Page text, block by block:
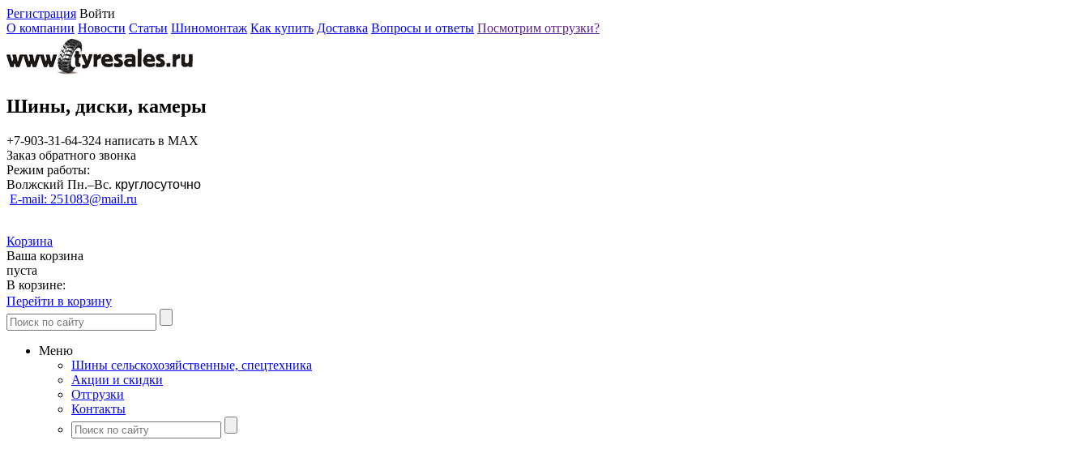
Регистрация Войти
О компании Новости Статьи Шиномонтаж Как купить Доставка Вопросы и ответы Посмотрим отгрузки?
Шины, диски, камеры
+7-903-31-64-324 написать в MAX
Заказ обратного звонка
Режим работы:
Волжский Пн.–Вс. круглосуточно
E-mail: 251083@mail.ru
Корзина
Ваша корзина
пуста
В корзине:
Перейти в корзину
Меню
Шины сельскохозяйственные, спецтехника
Акции и скидки
Отгрузки
Контакты